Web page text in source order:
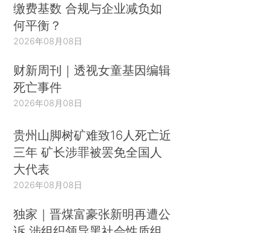
缴费基数 合规与企业减负如
何平衡？
2026年08月08日
财新周刊｜透视女童基因编辑
死亡事件
2026年08月08日
贵州山脚树矿难致16人死亡近
三年 矿长涉罪被罢免全国人
大代表
2026年08月08日
独家｜晋煤富豪张新明再遭公